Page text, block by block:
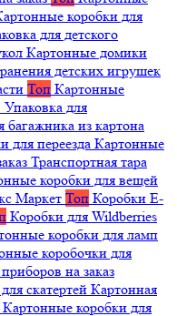
коробки для
для детского
Картонные домики
детских игрушек
Топ Картонные
Упаковка для
багажника из картона
для переезда Картонные
Транспортная тара
коробки для вещей
Маркет Топ Коробки E-
Коробки для Wildberries
коробки для ламп
коробочки для
на заказ
скатертей Картонная
Картонные коробки для